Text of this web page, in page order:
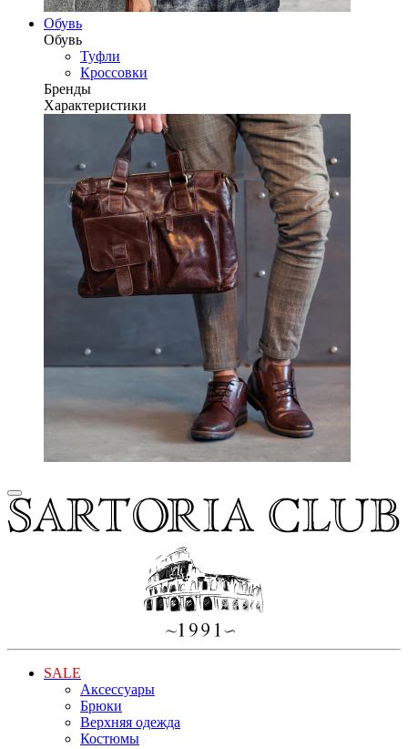
Обувь
Обувь
Туфли
Кроссовки
Бренды
Характеристики
SALE
Аксессуары
Брюки
Верхняя одежда
Костюмы